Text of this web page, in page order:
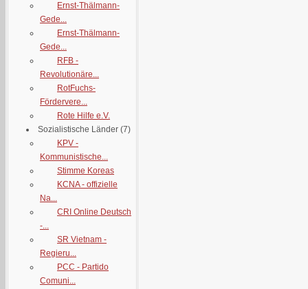
Ernst-Thälmann-
Gede...
Ernst-Thälmann-
Gede...
RFB -
Revolutionäre...
RotFuchs-
Fördervere...
Rote Hilfe e.V.
Sozialistische Länder (7)
KPV -
Kommunistische...
Stimme Koreas
KCNA - offizielle
Na...
CRI Online Deutsch
-...
SR Vietnam -
Regieru...
PCC - Partido
Comuni...